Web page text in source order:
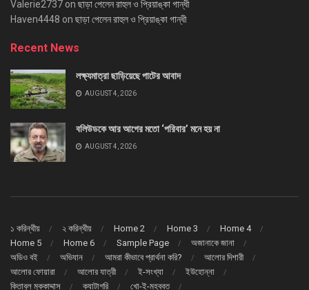
Valerie2737 on ছাড়া পেলেন রাহুল ও প্রিয়াঙ্কা গান্ধী
Haven4448 on ছাড়া পেলেন রাহুল ও প্রিয়াঙ্কা গান্ধী
Recent News
লক্ষ্যমাত্রা ছাড়িয়েছে পাটের আবাদ
AUGUST 4, 2026
বলিউডকে আর আগের মতো ‘পরিবার’ মনে হয় না
AUGUST 4, 2026
১ করিন্থীয় ২ করিন্থীয় Home 2 Home 3
Home 4
Home 5
Home 6 Sample Page
অজানাকে জানা
অডিও বই
অভিযান আমরা কীভাবে প্রার্থনা করি?
আলোর দিশারী
আলোর ফোয়ারা
আলোর যাত্রী ই-সংখ্যা
ইউহোন্না
কিতাবুল মুক্কাদ্দাস
ক্যাটাগরি খো-ই-মহব্বত্